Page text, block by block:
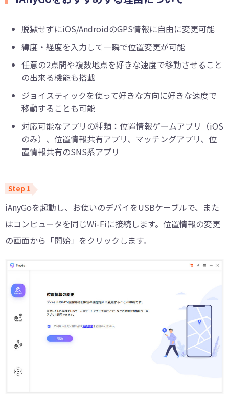
脱獄せずにiOS/AndroidのGPS情報に自由に変更可能
緯度・経度を入力して一瞬で位置変更が可能
任意の2点間や複数地点を好きな速度で移動させること
の出来る機能も搭載
ジョイスティックを使って好きな方向に好きな速度で
移動することも可能
対応可能なアプリの種類：位置情報ゲームアプリ（iOS
のみ）、位置情報共有アプリ、マッチングアプリ、位
置情報共有のSNS系アプリ
iAnyGoを起動し、お使いのデバイをUSBケーブルで、また
はコンピュータを同じWi-Fiに接続します。位置情報の変更
の画面から「開始」をクリックします。